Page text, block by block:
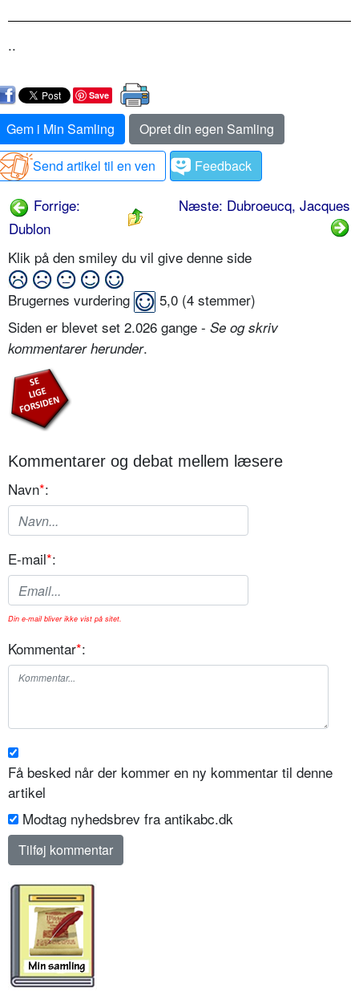
..
Save
Gem i Min Samling
Opret din egen Samling
Send artikel til en ven
Feedback
Forrige:
Dublon
Næste: Dubroeucq, Jacques
Klik på den smiley du vil give denne side
Brugernes vurdering 5,0 (4 stemmer)
Siden er blevet set 2.026 gange - Se og skriv
kommentarer herunder.
Kommentarer og debat mellem læsere
Navn*:
E-mail*:
Din e-mail bliver ikke vist på sitet.
Kommentar*:
Få besked når der kommer en ny kommentar til denne
artikel
Modtag nyhedsbrev fra antikabc.dk